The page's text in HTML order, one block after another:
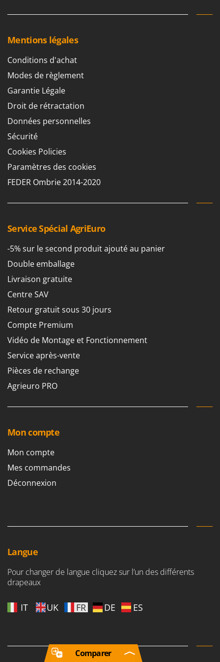
Mentions légales
Conditions d'achat
Modes de règlement
Garantie Légale
Droit de rétractation
Données personnelles
Sécurité
Cookies Policies
Paramètres des cookies
FEDER Ombrie 2014-2020
Service Spécial AgriEuro
-5% sur le second produit ajouté au panier
Double emballage
Livraison gratuite
Centre SAV
Retour gratuit sous 30 jours
Compte Premium
Vidéo de Montage et Fonctionnement
Service après-vente
Pièces de rechange
Agrieuro PRO
Mon compte
Mon compte
Mes commandes
Déconnexion
Langue
Pour changer de langue cliquez sur l’un des différents
drapeaux
IT UK FR DE ES
Comparer